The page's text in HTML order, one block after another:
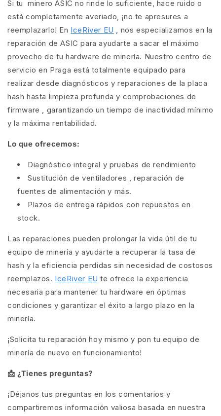
Si tuminero ASICno rinde lo suficiente, hace ruido o
está completamente averiado, ¡no te apresures a
reemplazarlo! En IceRiver EU , nos especializamos en la
reparación de ASICpara ayudarte a sacar el máximo
provecho de tu hardware de minería. Nuestro centro de
servicio en Praga está totalmente equipado para
realizar desde diagnósticos yreparaciones de la placa
hash hasta limpieza profunday comprobaciones de
firmware , garantizando un tiempo de inactividad mínimo
y la máxima rentabilidad.
Lo que ofrecemos:
Diagnóstico integral y pruebas de rendimiento
Sustitución de ventiladores ,reparación de
fuentes de alimentacióny más.
Plazos de entrega rápidos conrepuestos en
stock.
Las reparaciones pueden prolongar la vida útil de tu
equipo de minería y ayudarte a recuperar la tasa de
hash yla eficiencia perdidassin necesidad de costosos
reemplazos. IceRiver EU te ofrece la experiencia
necesaria para mantener tu hardware en óptimas
condiciones y garantizar el éxito a largo plazo en la
minería.
¡Solicita tu reparaciónhoy mismo y pon tu equipo de
minería de nuevo en funcionamiento!
📩 ¿Tienes preguntas?
¡Déjanos tus preguntas en los comentarios y
compartiremos información valiosa basada en nuestra